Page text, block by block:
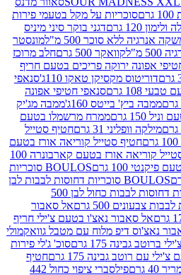
על מקל בטעמי פירות
דגני בוקר סיני מיניס
500 מ"ל
מונסטר
קוואקר 500 גרם
חלב מרוכז
פריכים בטעם חריף
מקסיקן טאקו 110ג'
סנאפי
סנאפי חטיפי אפונה
160ג'
ממבה מג'יק
ממרח מרשמלו בטעם
31 גרם
חטיף סטייל
סטייל קוריאה אורז בטעם
חטיף סטייל קוריאה אורז בטעם קארבונרה 100
BOULOS סוכריות
BOULOS סוכריות דחוסות לבבות לבן
BOULOS סוכריות דחוסות לבבות כחול לבן 500
אל סאבור
נאצ'ו בטעם צ'ילי חריף
מלוח עם מטבל גוואקמולי
גרם
סוכ' ג'לי פירות
175 גרם
חטיף
פילסברי ציפוי כחול 442